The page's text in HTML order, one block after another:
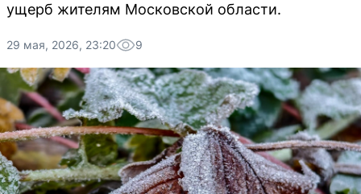
ущерб жителям Московской области.
29 мая, 2026, 23:20 9